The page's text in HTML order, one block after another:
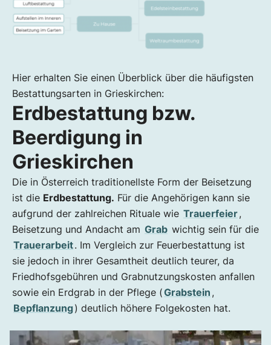
Hier erhalten Sie einen Überblick über die häufigsten
Bestattungsarten in Grieskirchen:
Erdbestattung bzw.
Beerdigung in
Grieskirchen
Die in Österreich traditionellste Form der Beisetzung
ist die Erdbestattung. Für die Angehörigen kann sie
aufgrund der zahlreichen Rituale wie Trauerfeier,
Beisetzung und Andacht am Grab wichtig sein für die
Trauerarbeit. Im Vergleich zur Feuerbestattung ist
sie jedoch in ihrer Gesamtheit deutlich teurer, da
Friedhofsgebühren und Grabnutzungskosten anfallen
sowie ein Erdgrab in der Pflege (Grabstein ,
Bepflanzung) deutlich höhere Folgekosten hat.